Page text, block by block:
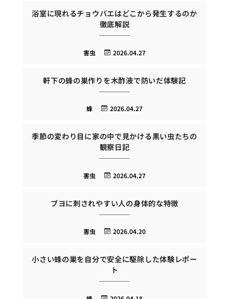
浴室に現れるチョウバエはどこから発生するのか
徹底解説
2026.04.27
害虫
軒下の蜂の巣作りを木酢液で防いだ体験記
2026.04.27
蜂
季節の変わり目に家の中で見かける黒い虫たちの
観察日記
2026.04.27
害虫
ブヨに刺されやすい人の身体的な特徴
2026.04.20
害虫
小さい蜂の巣を自分で安全に駆除した体験レポー
ト